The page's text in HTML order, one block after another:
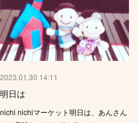
2023.01.30 14:11
明日は
nichi nichiマーケット明日は、あんさん